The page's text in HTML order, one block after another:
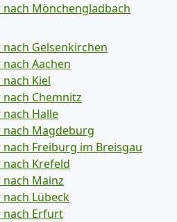
Mönchen­gladbach
Gelsenkirchen
Aachen
Kiel
Chemnitz
Halle
Magdeburg
Freiburg im Breisgau
Krefeld
Mainz
Lübeck
nach Erfurt